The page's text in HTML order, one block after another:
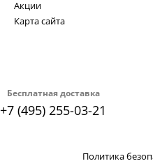
Бесплатная доставка
+7 (495) 255-03-21
Акции
Карта сайта
Политика